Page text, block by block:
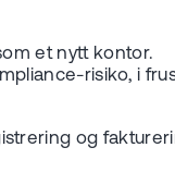
et nytt kontor.
risiko, i
og